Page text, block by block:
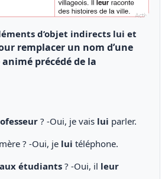
d’objet indirects lui et
remplacer un nom d’une
précédé de la
? -Oui, je vais lui parler.
? -Oui, je lui téléphone.
aux étudiants ? -Oui, il leur